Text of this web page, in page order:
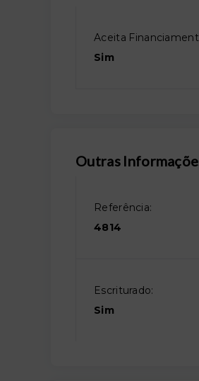
Aceita
Sim
Outras
Referência:
4814
Escriturado:
Sim